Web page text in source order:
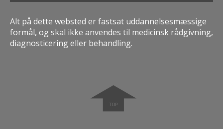
Alt på dette websted er fastsat uddannelsesmæssige
formål, og skal ikke anvendes til medicinsk rådgivning,
diagnosticering eller behandling.
➧